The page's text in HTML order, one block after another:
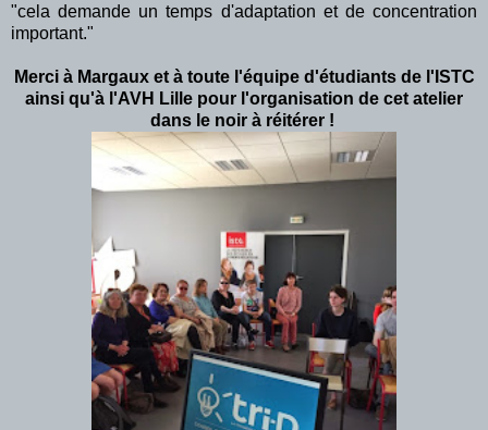
"cela demande un temps d'adaptation et de concentration
important."
Merci à Margaux et à toute l'équipe d'étudiants de l'ISTC
ainsi qu'à l'AVH Lille pour l'organisation de cet atelier
dans le noir à réitérer !